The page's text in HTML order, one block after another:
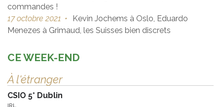
commandes !
17 octobre 2021 •
Kevin Jochems à Oslo, Eduardo
Menezes à Grimaud, les Suisses bien discrets
CE WEEK-END
À l'étranger
CSIO 5* Dublin